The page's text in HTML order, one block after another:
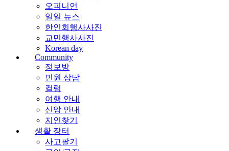
오피니언
일일 뉴스
한인회행사사진
교민행사사진
Korean day
Community
정보방
민원 상담
컬럼
여행 안내
신앙 안내
지인찾기
생활 장터
사고팔기